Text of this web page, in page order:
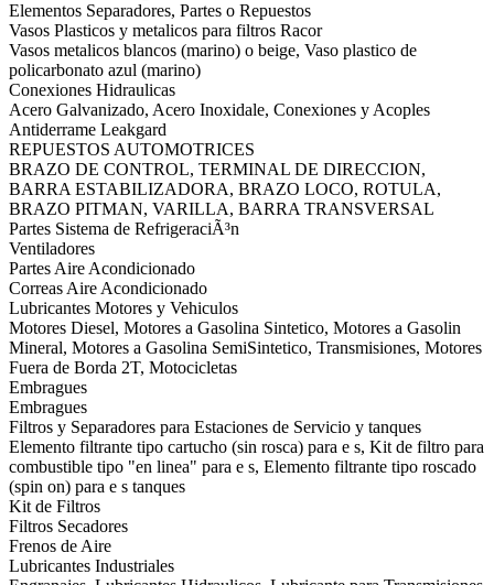
Elementos Separadores, Partes o Repuestos
Vasos Plasticos y metalicos para filtros Racor
Vasos metalicos blancos (marino) o beige, Vaso plastico de
policarbonato azul (marino)
Conexiones Hidraulicas
Acero Galvanizado, Acero Inoxidale, Conexiones y Acoples
Antiderrame Leakgard
REPUESTOS AUTOMOTRICES
BRAZO DE CONTROL, TERMINAL DE DIRECCION,
BARRA ESTABILIZADORA, BRAZO LOCO, ROTULA,
BRAZO PITMAN, VARILLA, BARRA TRANSVERSAL
Partes Sistema de RefrigeraciÃ³n
Ventiladores
Partes Aire Acondicionado
Correas Aire Acondicionado
Lubricantes Motores y Vehiculos
Motores Diesel, Motores a Gasolina Sintetico, Motores a Gasolin
Mineral, Motores a Gasolina SemiSintetico, Transmisiones, Motores
Fuera de Borda 2T, Motocicletas
Embragues
Embragues
Filtros y Separadores para Estaciones de Servicio y tanques
Elemento filtrante tipo cartucho (sin rosca) para e s, Kit de filtro para
combustible tipo "en linea" para e s, Elemento filtrante tipo roscado
(spin on) para e s tanques
Kit de Filtros
Filtros Secadores
Frenos de Aire
Lubricantes Industriales